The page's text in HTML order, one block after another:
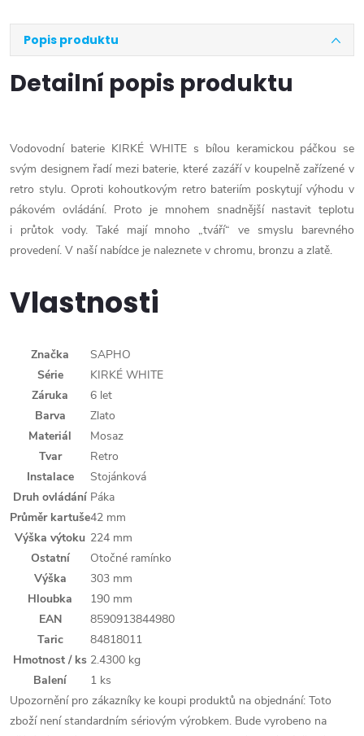
Popis produktu
Detailní popis produktu
Vodovodní baterie KIRKÉ WHITE s bílou keramickou páčkou se
svým designem řadí mezi baterie, které zazáří v koupelně zařízené v
retro stylu. Oproti kohoutkovým retro bateriím poskytují výhodu v
pákovém ovládání. Proto je mnohem snadnější nastavit teplotu
i průtok vody. Také mají mnoho „tváří“ ve smyslu barevného
provedení. V naší nabídce je naleznete v chromu, bronzu a zlatě.
Vlastnosti
Značka
SAPHO
Série
KIRKÉ WHITE
Záruka
6 let
Barva
Zlato
Materiál
Mosaz
Tvar
Retro
Instalace
Stojánková
Druh ovládání Páka
Průměr kartuše42 mm
Výška výtoku 224 mm
Ostatní
Otočné ramínko
Výška
303 mm
Hloubka
190 mm
EAN
8590913844980
Taric
84818011
Hmotnost / ks 2.4300 kg
Balení
1 ks
Upozornění pro zákazníky ke koupi produktů na objednání: Toto
zboží není standardním sériovým výrobkem. Bude vyrobeno na